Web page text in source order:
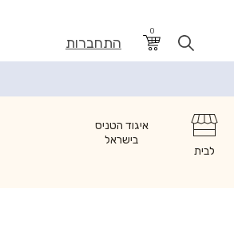
0
התחברות
לבית
איגוד הטניס
בישראל